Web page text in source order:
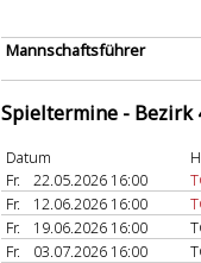
Mannschaftsführer
Spieltermine - Bezirk
Datum
Fr.
22.05.2026 16:00
Fr.
12.06.2026 16:00
Fr.
19.06.2026 16:00
Fr.
03.07.2026 16:00